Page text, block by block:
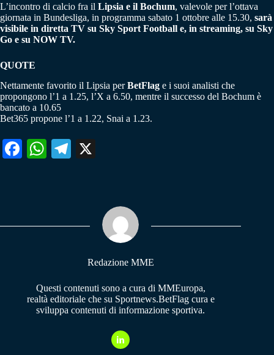
L’incontro di calcio fra il Lipsia e il Bochum, valevole per l’ottava
giornata in Bundesliga, in programma sabato 1 ottobre alle 15.30, sarà
visibile in diretta TV su Sky Sport Football e, in streaming, su Sky
Go e su NOW TV.
QUOTE
Nettamente favorito il Lipsia perBetFlag e i suoi analisti che
propongono l’1 a 1.25, l’X a 6.50, mentre il successo del Bochum è
bancato a 10.65
Bet365 propone l’1 a 1.22, Snai a 1.23.
Fa W
pp
Te
m
Redazione MME
Questi contenuti sono a cura di MMEuropa,
realtà editoriale che su Sportnews.BetFlag cura e
sviluppa contenuti di informazione sportiva.